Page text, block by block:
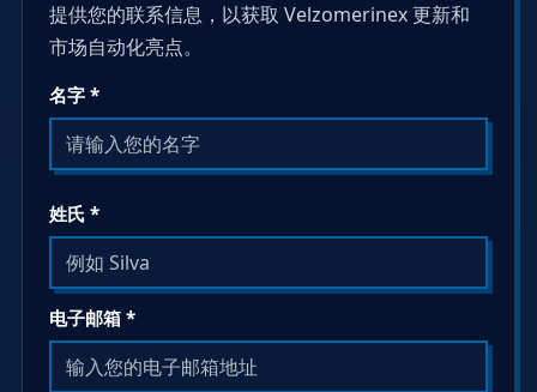
提供您的联系信息，以获取 Velzomerinex 更新和
市场自动化亮点。
名字 *
姓氏 *
电子邮箱 *